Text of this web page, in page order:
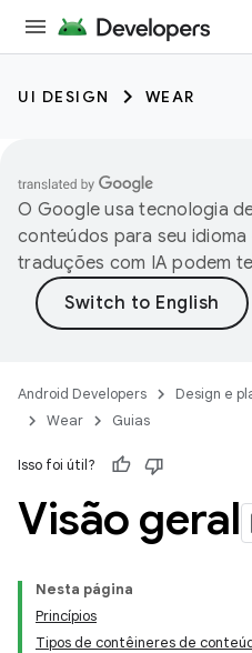
UI DESIGN WEAR
O Google usa tecnologia
conteúdos para seu
traduções com IA podem
Android Developers Design e
Wear
Guias
Isso foi útil?
Visão geral
Nesta página
Princípios
Tipos de contêineres de